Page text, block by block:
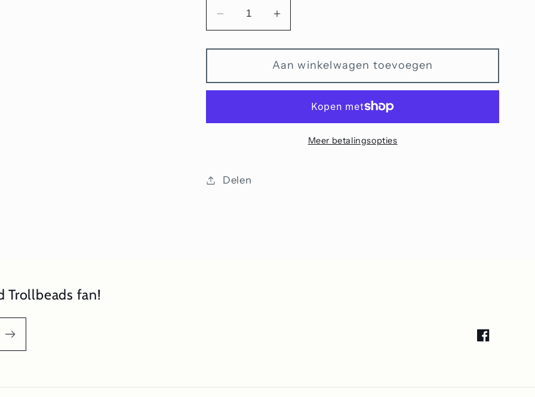
Aantal
voor
Eco-
Sport
Aantal
voor
Citizen
Eco-
CA0690-
Edelstalen
Aan winkelwagen toevoegen
Meer betalingsopties
Delen
Trollbeads fan!
Facebook